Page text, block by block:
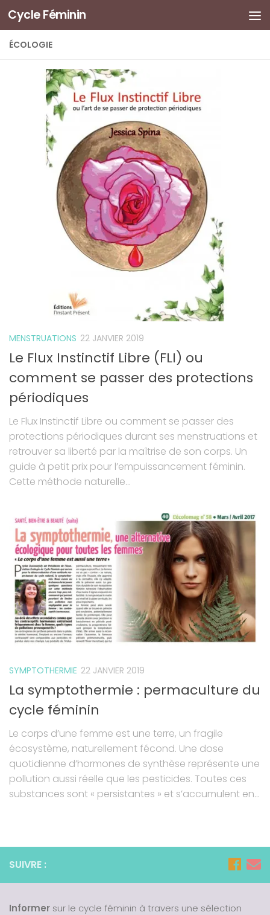
Cycle Féminin
ÉCOLOGIE
MENSTRUATIONS 22 JANVIER 2019
Le Flux Instinctif Libre (FLI) ou
comment se passer des protections
périodiques
Le Flux Instinctif Libre ou comment se passer des
protections périodiques durant ses menstruations et
retrouver sa liberté par la maîtrise de son corps. Un
guide à petit prix pour l’empuissancement féminin.
Cette méthode naturelle...
SYMPTOTHERMIE 22 JANVIER 2019
La symptothermie : permaculture du
cycle féminin
Le corps d’une femme est une terre, un fragile
écosystème, naturellement fécond. Une dose
quotidienne d’hormones de synthèse représente une
pollution aussi réelle que les pesticides. Toutes ces
substances sont « persistantes » et s’accumulent en...
SUIVRE :
Informer sur le cycle féminin à travers une sélection